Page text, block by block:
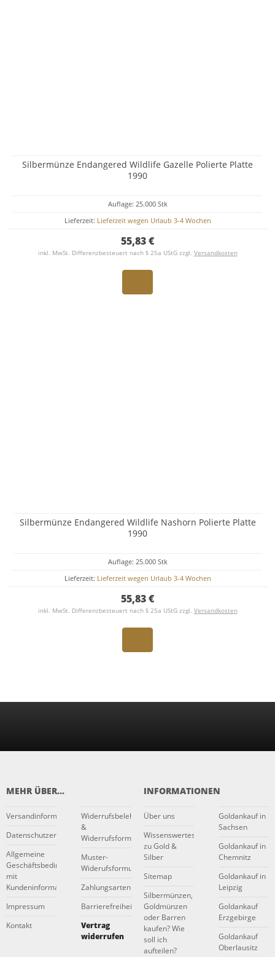
Silbermünze Endangered Wildlife Gazelle Polierte Platte
1990
Auflage: 25.000 Stk
Lieferzeit: Lieferzeit wegen Urlaub 3-4 Wochen
55,83 €
inkl. MwSt. Differenzbesteuert nach § 25a UStG zzgl. Versandkosten
Silbermünze Endangered Wildlife Nashorn Polierte Platte
1990
Auflage: 25.000 Stk
Lieferzeit: Lieferzeit wegen Urlaub 3-4 Wochen
55,83 €
inkl. MwSt. Differenzbesteuert nach § 25a UStG zzgl. Versandkosten
MEHR ÜBER...
Versandinformationen
Datenschutzerklärung
Allgemeine
Geschäftsbedingungen
mit
Kundeninformationen
Impressum
Kontakt
Widerrufsbelehrung
&
Widerrufsformular
Muster-
Widerufsformular
Zahlungsarten
Barrierefreiheitserklärung
Vertrag
widerrufen
INFORMATIONEN
Über uns
Wissenswertes
zu Gold &
Silber
Sitemap
Silbermünzen,
Goldmünzen
oder Barren
kaufen? Wie
soll ich
aufteilen?
Goldankauf in
Sachsen
Goldankauf in
Chemnitz
Goldankauf in
Leipzig
Goldankauf
Erzgebirge
Goldankauf
Oberlausitz